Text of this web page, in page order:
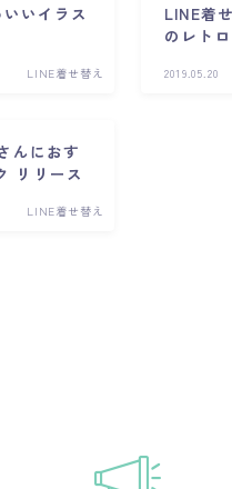
いイラス
LINE着せ替え
LINE着
のレト
2019.05.20
んにおす
リリース
LINE着せ替え